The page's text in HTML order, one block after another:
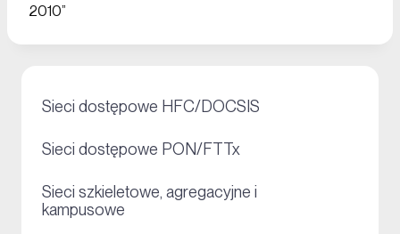
2010”
Sieci dostępowe HFC/DOCSIS
Sieci dostępowe PON/FTTx
Sieci szkieletowe, agregacyjne i
kampusowe